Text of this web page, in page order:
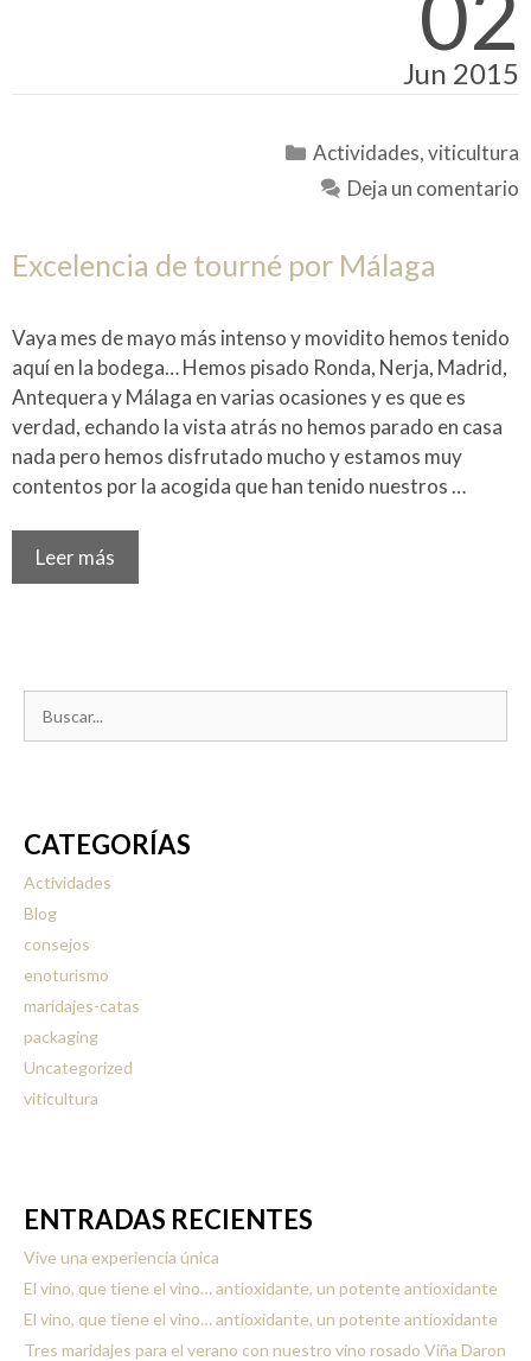
Jun 2015
Categorías
Actividades,viticultura
Deja un comentario
Excelencia de tourné por Málaga
Vaya mes de mayo más intenso y movidito hemos tenido
aquí en la bodega… Hemos pisado Ronda, Nerja, Madrid,
Antequera y Málaga en varias ocasiones y es que es
verdad, echando la vista atrás no hemos parado en casa
nada pero hemos disfrutado mucho y estamos muy
contentos por la acogida que han tenido nuestros …
Leer más
CATEGORÍAS
Actividades
Blog
consejos
enoturismo
maridajes-catas
packaging
Uncategorized
viticultura
ENTRADAS RECIENTES
Vive una experiencia única
El vino, que tiene el vino… antioxidante, un potente antioxidante
El vino, que tiene el vino… antioxidante, un potente antioxidante
Tres maridajes para el verano con nuestro vino rosado Viña Daron